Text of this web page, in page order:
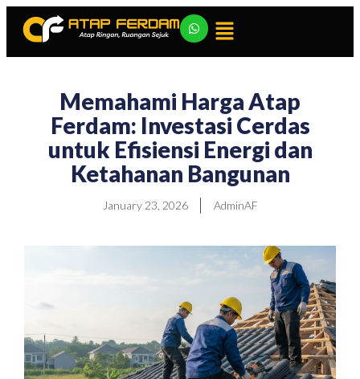
Memahami Harga Atap
Ferdam: Investasi Cerdas
untuk Efisiensi Energi dan
Ketahanan Bangunan
January 23, 2026 AdminAF